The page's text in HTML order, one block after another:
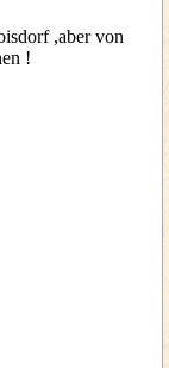
,aber von
!